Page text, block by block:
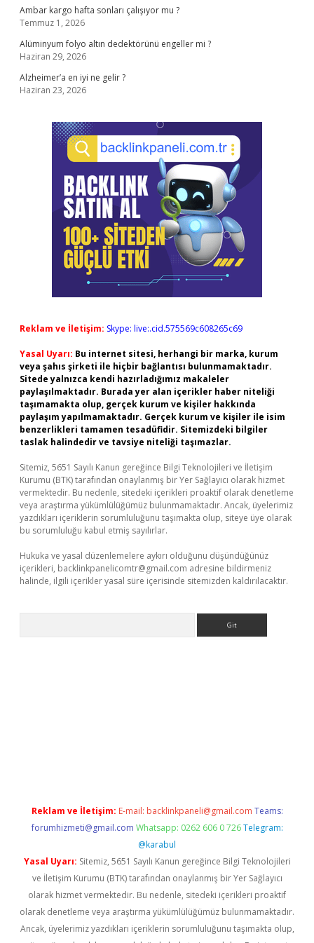
Ambar kargo hafta sonları çalışıyor mu ?
Temmuz 1, 2026
Alüminyum folyo altın dedektörünü engeller mi ?
Haziran 29, 2026
Alzheimer’a en iyi ne gelir ?
Haziran 23, 2026
Reklam ve İletişim: Skype: live:.cid.575569c608265c69
Yasal Uyarı: Bu internet sitesi, herhangi bir marka, kurum
veya şahıs şirketi ile hiçbir bağlantısı bulunmamaktadır.
Sitede yalnızca kendi hazırladığımız makaleler
paylaşılmaktadır. Burada yer alan içerikler haber niteliği
taşımamakta olup, gerçek kurum ve kişiler hakkında
paylaşım yapılmamaktadır. Gerçek kurum ve kişiler ile isim
benzerlikleri tamamen tesadüfidir. Sitemizdeki bilgiler
taslak halindedir ve tavsiye niteliği taşımazlar.
Sitemiz, 5651 Sayılı Kanun gereğince Bilgi Teknolojileri ve İletişim
Kurumu (BTK) tarafından onaylanmış bir Yer Sağlayıcı olarak hizmet
vermektedir. Bu nedenle, sitedeki içerikleri proaktif olarak denetleme
veya araştırma yükümlülüğümüz bulunmamaktadır. Ancak, üyelerimiz
yazdıkları içeriklerin sorumluluğunu taşımakta olup, siteye üye olarak
bu sorumluluğu kabul etmiş sayılırlar.
Hukuka ve yasal düzenlemelere aykırı olduğunu düşündüğünüz
içerikleri, backlinkpanelicomtr@gmail.com adresine bildirmeniz
halinde, ilgili içerikler yasal süre içerisinde sitemizden kaldırılacaktır.
Reklam ve İletişim: E-mail: backlinkpaneli@gmail.com Teams:
forumhizmeti@gmail.com Whatsapp: 0262 606 0 726 Telegram:
@karabul
Yasal Uyarı: Sitemiz, 5651 Sayılı Kanun gereğince Bilgi Teknolojileri
ve İletişim Kurumu (BTK) tarafından onaylanmış bir Yer Sağlayıcı
olarak hizmet vermektedir. Bu nedenle, sitedeki içerikleri proaktif
olarak denetleme veya araştırma yükümlülüğümüz bulunmamaktadır.
Ancak, üyelerimiz yazdıkları içeriklerin sorumluluğunu taşımakta olup,